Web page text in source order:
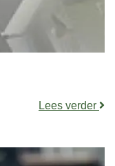
Lees verder